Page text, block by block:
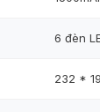
6 đèn
232 *